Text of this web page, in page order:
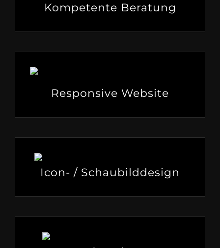
Kompetente Beratung
Responsive Website
Icon- / Schaubilddesign